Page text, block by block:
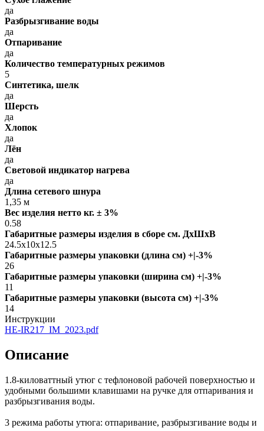
да
Разбрызгивание воды
да
Отпаривание
да
Количество температурных режимов
5
Синтетика, шелк
да
Шерсть
да
Хлопок
да
Лён
да
Световой индикатор нагрева
да
Длина сетевого шнура
1,35 м
Вес изделия нетто кг. ± 3%
0.58
Габаритные размеры изделия в сборе см. ДxШxВ
24.5x10x12.5
Габаритные размеры упаковки (длина см) +|-3%
26
Габаритные размеры упаковки (ширина см) +|-3%
11
Габаритные размеры упаковки (высота см) +|-3%
14
Инструкции
HE-IR217_IM_2023.pdf
Описание
1.8-киловаттный утюг с тефлоновой рабочей поверхностью и
удобными большими клавишами на ручке для отпаривания и
разбрызгивания воды.
3 режима работы утюга: отпаривание, разбрызгивание воды и